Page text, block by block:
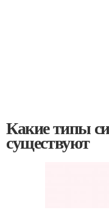
Какие типы
существуют